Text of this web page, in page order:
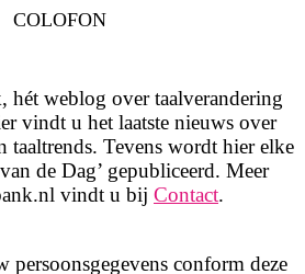
COLOFON
hét weblog over taalverandering
vindt u het laatste nieuws over
taaltrends. Tevens wordt hier elke
de Dag’ gepubliceerd. Meer
vindt u bij Contact.
persoonsgegevens conform deze